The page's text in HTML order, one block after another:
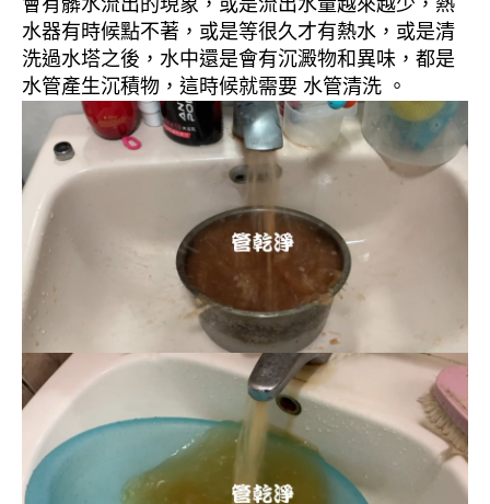
會有髒水流出的現象，或是流出水量越來越少，熱
水器有時候點不著，或是等很久才有熱水，或是清
洗過水塔之後，水中還是會有沉澱物和異味，都是
水管產生沉積物，這時候就需要 水管清洗 。